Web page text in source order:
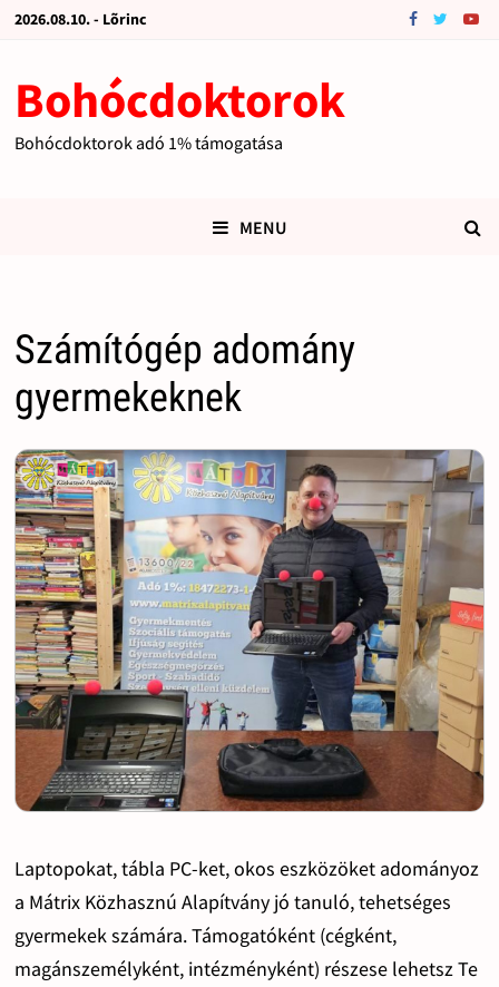
2026.08.10. - Lõrinc
Bohócdoktorok
Bohócdoktorok adó 1% támogatása
MENU
Számítógép adomány
gyermekeknek
Laptopokat, tábla PC-ket, okos eszközöket adományoz
a Mátrix Közhasznú Alapítvány jó tanuló, tehetséges
gyermekek számára. Támogatóként (cégként,
magánszemélyként, intézményként) részese lehetsz Te